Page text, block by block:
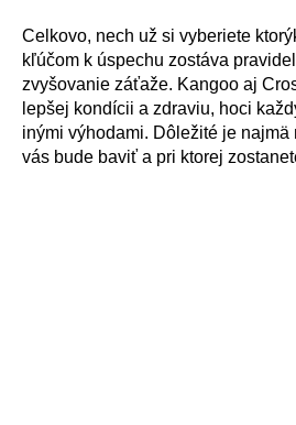
Celkovo, nech už si vyberiete
kľúčom k úspechu zostáva
zvyšovanie záťaže. Kangoo aj
lepšej kondícii a zdraviu, hoci
inými výhodami. Dôležité je najmä
vás bude baviť a pri ktorej